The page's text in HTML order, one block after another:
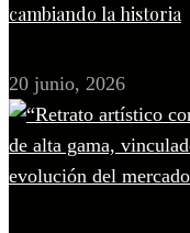
cambiando la historia
20 junio, 2026